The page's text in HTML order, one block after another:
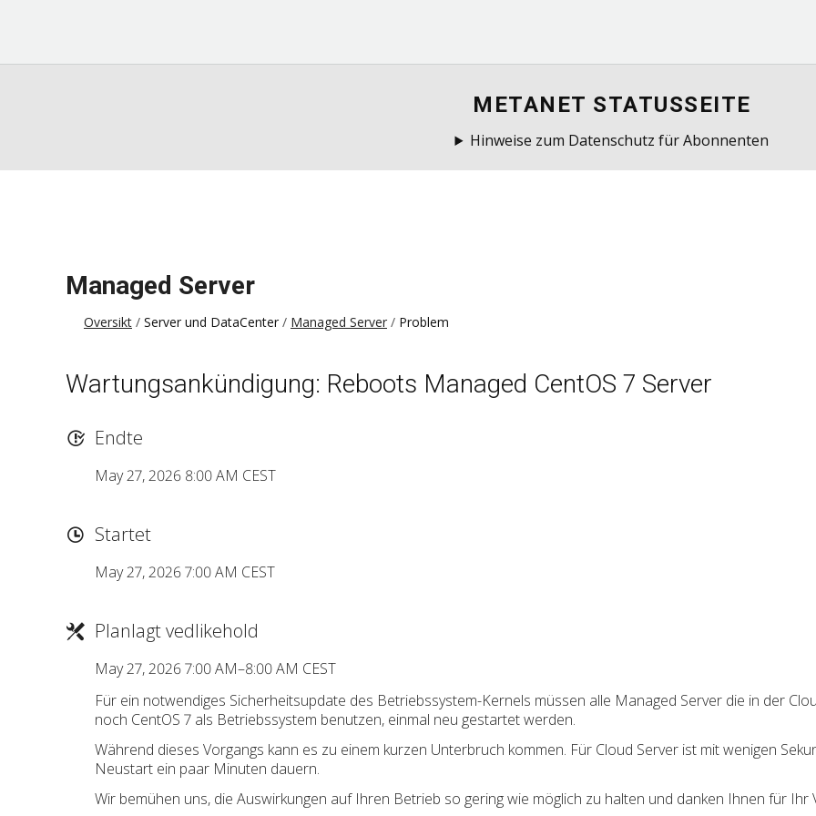
METANET STATUSSEITE
Hinweise zum Datenschutz für Abonnenten
Managed Server
Oversikt Server und DataCenter Managed Server Problem
Wartungsankündigung: Reboots Managed CentOS 7 Server
Endte
May 27, 2026 8:00 AM CEST
Startet
May 27, 2026 7:00 AM CEST
Planlagt vedlikehold
May 27, 2026 7:00 AM–8:00 AM CEST
Für ein notwendiges Sicherheitsupdate des Betriebssystem-Kernels müssen alle Managed Server die in der
noch CentOS 7 als Betriebssystem benutzen, einmal neu gestartet werden.
Während dieses Vorgangs kann es zu einem kurzen Unterbruch kommen. Für Cloud Server ist mit wenigen
Neustart ein paar Minuten dauern.
Wir bemühen uns, die Auswirkungen auf Ihren Betrieb so gering wie möglich zu halten und danken Ihnen für Ihr